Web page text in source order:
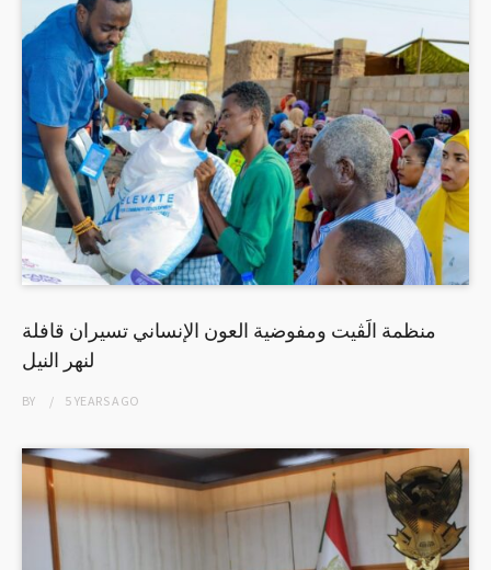
منظمة الَڤيت ومفوضية العون الإنساني تسيران قافلة
لنهر النيل
BY 5 YEARSAGO